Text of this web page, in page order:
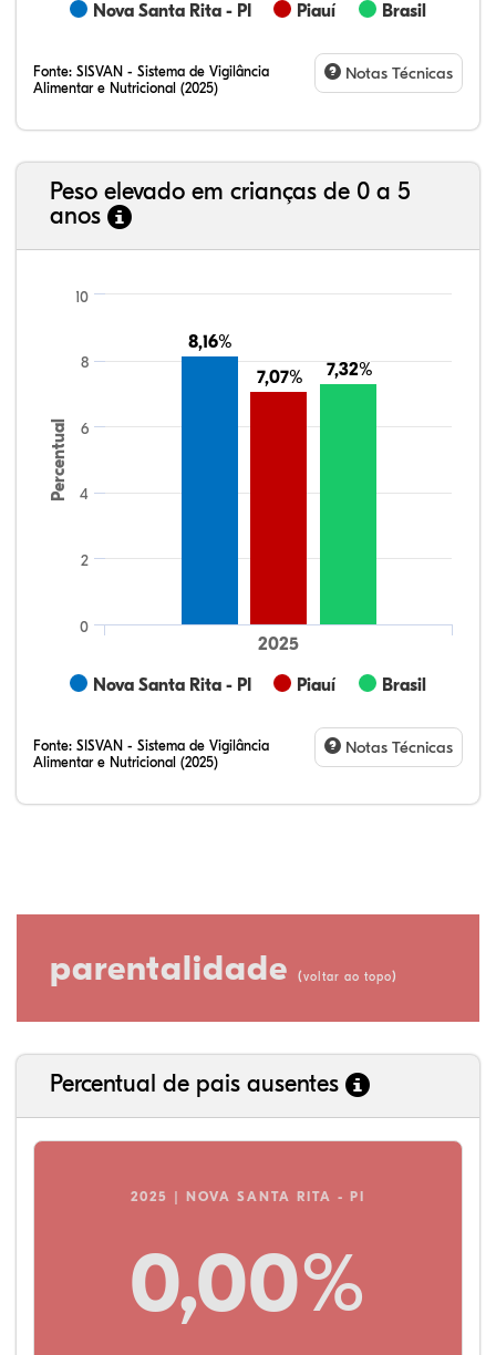
Nova Santa Rita - PI Piauí Brasil
Fonte: SISVAN - Sistema de Vigilância
Alimentar e Nutricional (2025)
Notas Técnicas
Peso elevado em crianças de 0 a 5
anos
Percentual
8,16%
8,16%
7,07%
7,07% 7,32%
7,32%
Nova Santa Rita - PI Piauí Brasil
2025
0
2
4
6
8
10
Fonte: SISVAN - Sistema de Vigilância
Alimentar e Nutricional (2025)
Notas Técnicas
parentalidade (voltar ao topo)
Percentual de pais ausentes
2025 | NOVA SANTA RITA - PI
0,00%
7,50%
5,98%
0,30%
82,55%
0,15%
3,53%
21,99%
7,16%
0,36%
66,18%
2,81%
1,50%